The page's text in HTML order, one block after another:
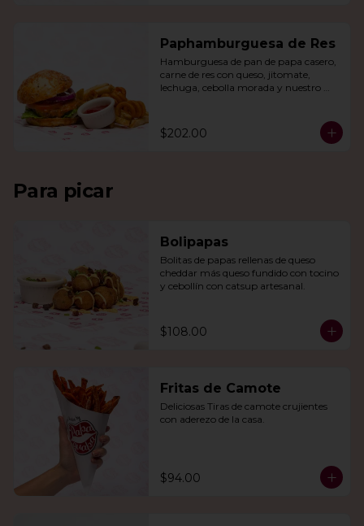
Paphamburguesa de Res
Hamburguesa de pan de papa casero,
carne de res con queso, jitomate,
lechuga, cebolla morada y nuestro
$202.00
Para picar
Bolipapas
Bolitas de papas rellenas de queso
cheddar más queso fundido con tocino
y cebollín con catsup artesanal.
$108.00
Fritas de Camote
Deliciosas Tiras de camote crujientes
con aderezo de la casa.
$94.00